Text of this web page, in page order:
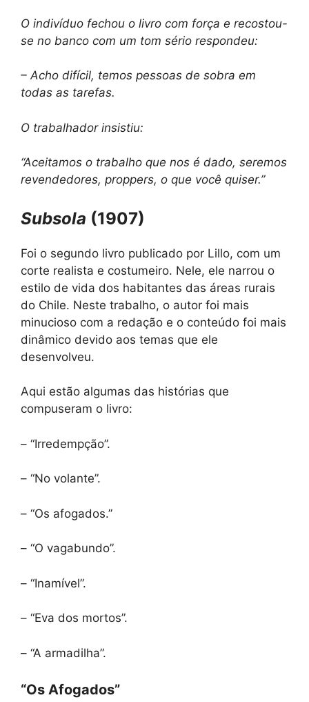
O indivíduo fechou o livro com força e recostou-
se no banco com um tom sério respondeu:
– Acho difícil, temos pessoas de sobra em
todas as tarefas.
O trabalhador insistiu:
“Aceitamos o trabalho que nos é dado, seremos
revendedores, proppers, o que você quiser.”
Subsola (1907)
Foi o segundo livro publicado por Lillo, com um
corte realista e costumeiro. Nele, ele narrou o
estilo de vida dos habitantes das áreas rurais
do Chile. Neste trabalho, o autor foi mais
minucioso com a redação e o conteúdo foi mais
dinâmico devido aos temas que ele
desenvolveu.
Aqui estão algumas das histórias que
compuseram o livro:
– “Irredempção”.
– “No volante”.
– “Os afogados.”
– “O vagabundo”.
– “Inamível”.
– “Eva dos mortos”.
– “A armadilha”.
“Os Afogados”